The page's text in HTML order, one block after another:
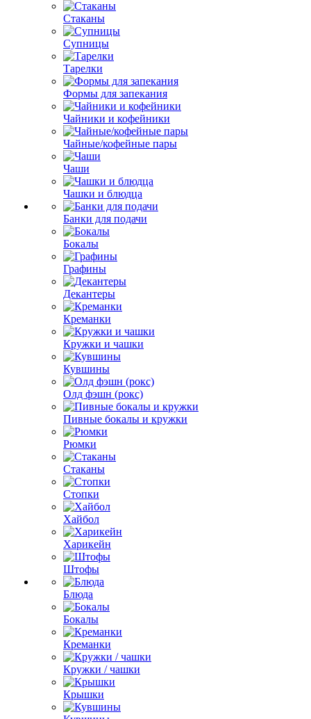
Стаканы
Супницы
Тарелки
Формы для запекания
Чайники и кофейники
Чайные/кофейные пары
Чаши
Чашки и блюдца
Банки для подачи
Бокалы
Графины
Декантеры
Креманки
Кружки и чашки
Кувшины
Олд фэшн (рокс)
Пивные бокалы и кружки
Рюмки
Стаканы
Стопки
Хайбол
Харикейн
Штофы
Блюда
Бокалы
Креманки
Кружки / чашки
Крышки